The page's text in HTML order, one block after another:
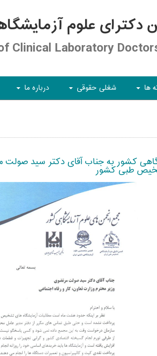
دکترای علوم
Clinical Laboratory
ها شغلی حقوقی درباره ما
کشور به جناب آقای دکتر سید صولت
طبی کشور